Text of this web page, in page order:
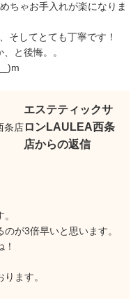
ちゃお手入れが楽になりま
そしてとても丁寧です！
と後悔。。
エステティックサ
ロンLAULEA西条
店からの返信
が3倍早いと思います。
ます。